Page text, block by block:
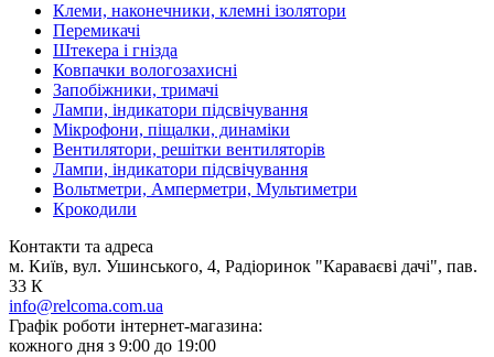
Клеми, наконечники, клемні ізолятори
Перемикачі
Штекера і гнізда
Ковпачки вологозахисні
Запобіжники, тримачі
Лампи, індикатори підсвічування
Мікрофони, піщалки, динаміки
Вентилятори, решітки вентиляторів
Лампи, індикатори підсвічування
Вольтметри, Амперметри, Мультиметри
Крокодили
Контакти та адреса
м. Київ, вул. Ушинського, 4, Радіоринок "Караваєві дачі", пав.
33 К
info@relcoma.com.ua
Графік роботи інтернет-магазина:
кожного дня з 9:00 до 19:00